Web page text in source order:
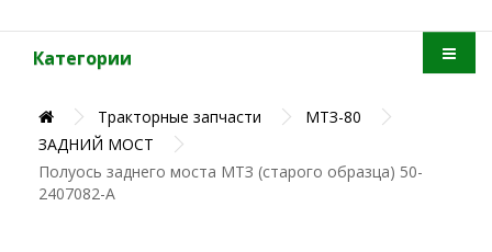
Категории
Тракторные запчасти
МТЗ-80
ЗАДНИЙ МОСТ
Полуось заднего моста МТЗ (старого образца) 50-
2407082-А